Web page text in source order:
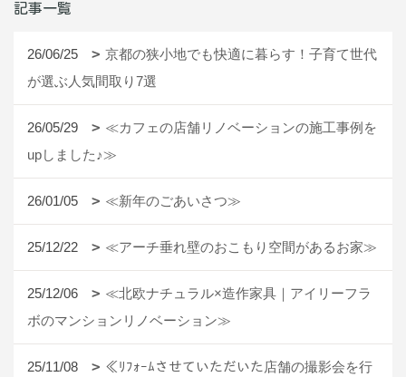
記事一覧
26/06/25
京都の狭小地でも快適に暮らす！子育て世代
が選ぶ人気間取り7選
26/05/29
≪カフェの店舗リノベーションの施工事例を
upしました♪≫
26/01/05 ≪新年のごあいさつ≫
25/12/22 ≪アーチ垂れ壁のおこもり空間があるお家≫
25/12/06
≪北欧ナチュラル×造作家具｜アイリーフラ
ボのマンションリノベーション≫
25/11/08
≪ﾘﾌｫｰﾑさせていただいた店舗の撮影会を行